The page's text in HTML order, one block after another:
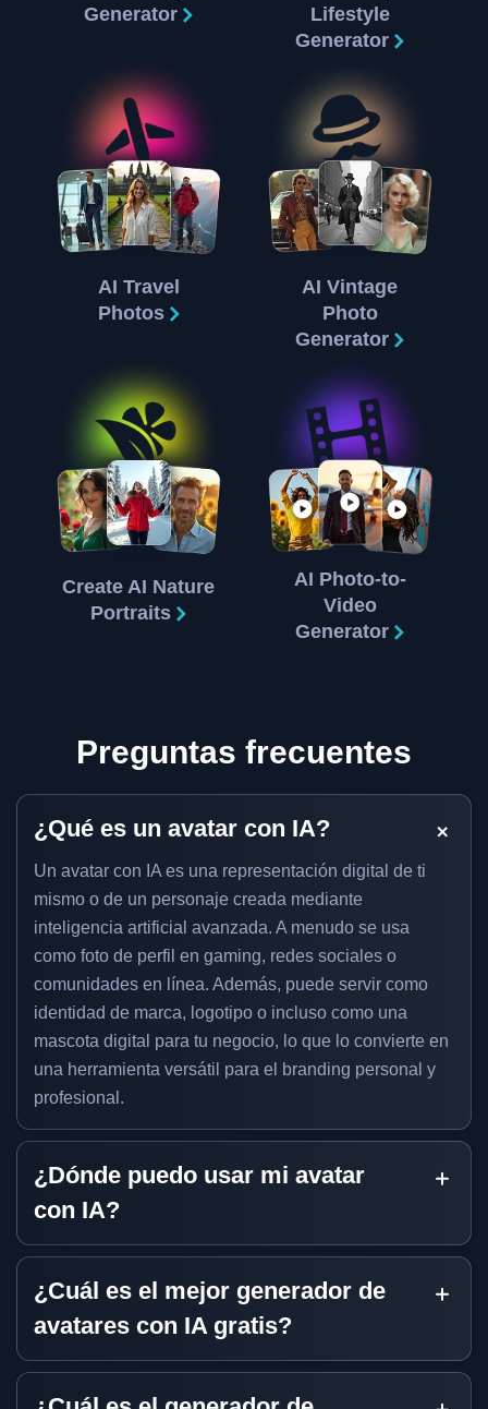
Generator
Lifestyle
Generator
AI Travel
Photos
AI Vintage
Photo
Generator
Create AI Nature
Portraits
AI Photo-to-
Video
Generator
Preguntas frecuentes
¿Qué es un avatar con IA?
Un avatar con IA es una representación digital de ti
mismo o de un personaje creada mediante
inteligencia artificial avanzada. A menudo se usa
como foto de perfil en gaming, redes sociales o
comunidades en línea. Además, puede servir como
identidad de marca, logotipo o incluso como una
mascota digital para tu negocio, lo que lo convierte en
una herramienta versátil para el branding personal y
profesional.
¿Dónde puedo usar mi avatar
con IA?
¿Cuál es el mejor generador de
avatares con IA gratis?